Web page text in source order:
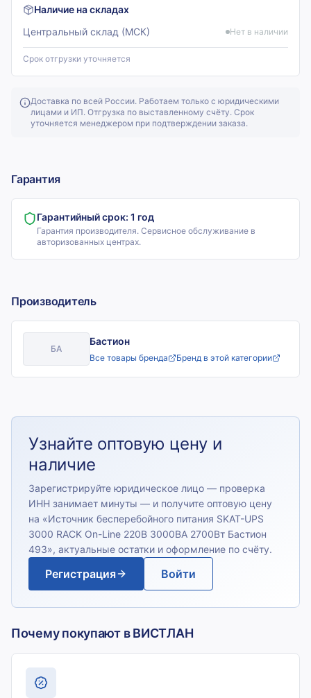
Наличие на складах
Центральный склад (МСК)
Нет в наличии
Срок отгрузки уточняется
Доставка по всей России. Работаем только с юридическими
лицами и ИП. Отгрузка по выставленному счёту. Срок
уточняется менеджером при подтверждении заказа.
Гарантия
Гарантийный срок: 1 год
Гарантия производителя. Сервисное обслуживание в
авторизованных центрах.
Производитель
БА
Бастион
Все товары бренда Бренд в этой категории
Узнайте оптовую цену и
наличие
Зарегистрируйте юридическое лицо — проверка
ИНН занимает минуты — и получите оптовую цену
на «Источник бесперебойного питания SKAT-UPS
3000 RACK On-Line 220В 3000ВА 2700Вт Бастион
493», актуальные остатки и оформление по счёту.
Регистрация Войти
Почему покупают в ВИСТЛАН